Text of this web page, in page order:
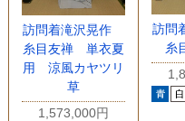
訪問着滝沢晃作
糸目友禅 単衣夏
用 涼風カヤツリ
草
1,573,000円
訪問
糸